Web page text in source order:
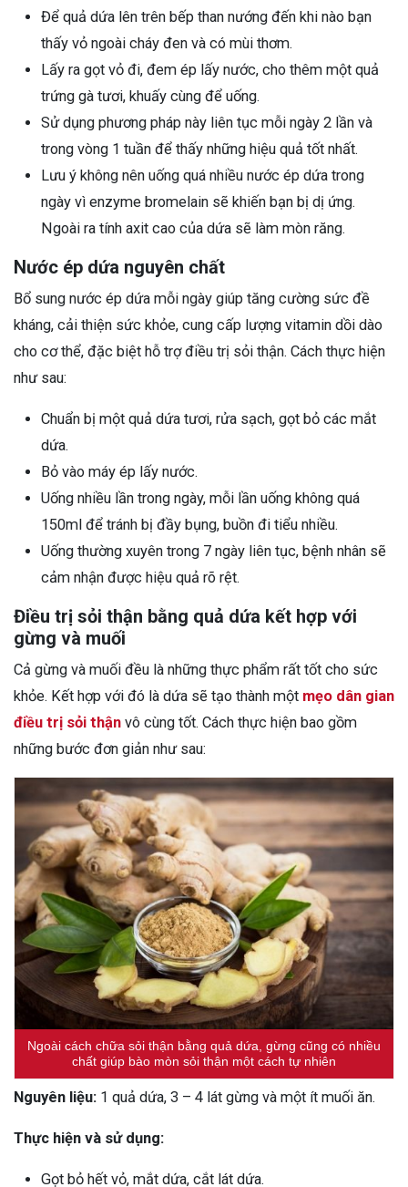
Để quả dứa lên trên bếp than nướng đến khi nào bạn
thấy vỏ ngoài cháy đen và có mùi thơm.
Lấy ra gọt vỏ đi, đem ép lấy nước, cho thêm một quả
trứng gà tươi, khuấy cùng để uống.
Sử dụng phương pháp này liên tục mỗi ngày 2 lần và
trong vòng 1 tuần để thấy những hiệu quả tốt nhất.
Lưu ý không nên uống quá nhiều nước ép dứa trong
ngày vì enzyme bromelain sẽ khiến bạn bị dị ứng.
Ngoài ra tính axit cao của dứa sẽ làm mòn răng.
Nước ép dứa nguyên chất
Bổ sung nước ép dứa mỗi ngày giúp tăng cường sức đề
kháng, cải thiện sức khỏe, cung cấp lượng vitamin dồi dào
cho cơ thể, đặc biệt hỗ trợ điều trị sỏi thận. Cách thực hiện
như sau:
Chuẩn bị một quả dứa tươi, rửa sạch, gọt bỏ các mắt
dứa.
Bỏ vào máy ép lấy nước.
Uống nhiều lần trong ngày, mỗi lần uống không quá
150ml để tránh bị đầy bụng, buồn đi tiểu nhiều.
Uống thường xuyên trong 7 ngày liên tục, bệnh nhân sẽ
cảm nhận được hiệu quả rõ rệt.
Điều trị sỏi thận bằng quả dứa kết hợp với
gừng và muối
Cả gừng và muối đều là những thực phẩm rất tốt cho sức
khỏe. Kết hợp với đó là dứa sẽ tạo thành một mẹo dân gian
điều trị sỏi thận vô cùng tốt. Cách thực hiện bao gồm
những bước đơn giản như sau:
Ngoài cách chữa sỏi thận bằng quả dứa, gừng cũng có nhiều
chất giúp bào mòn sỏi thận một cách tự nhiên
Nguyên liệu: 1 quả dứa, 3 – 4 lát gừng và một ít muối ăn.
Thực hiện và sử dụng:
Gọt bỏ hết vỏ, mắt dứa, cắt lát dứa.